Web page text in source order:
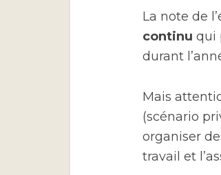
La note de
continu qui
durant
Mais
(scénario
organiser
travail et